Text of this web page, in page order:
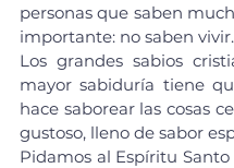
personas que saben
importante: no saben vivir.
Los grandes sabios
mayor sabiduría tiene
hace saborear las cosas
gustoso, lleno de sabor
Pidamos al Espíritu